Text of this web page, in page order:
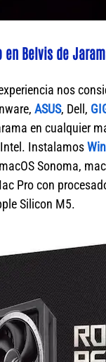
Belvis de
nos
ASUS, Dell,
en cualquier
Instalamos
Sonoma,
Pro con
Silicon M5.